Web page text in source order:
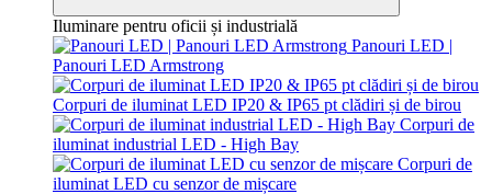
Iluminare pentru oficii și industrială
Panouri LED |
Panouri LED Armstrong
Corpuri de iluminat LED IP20 & IP65 pt clădiri și de birou
Corpuri de
iluminat industrial LED - High Bay
Corpuri de
iluminat LED cu senzor de mișcare